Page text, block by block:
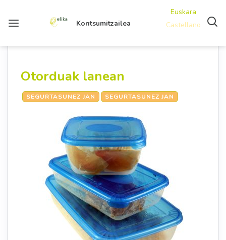
Kontsumitzailea
Euskara
Castellano
Otorduak lanean
SEGURTASUNEZ JAN SEGURTASUNEZ JAN